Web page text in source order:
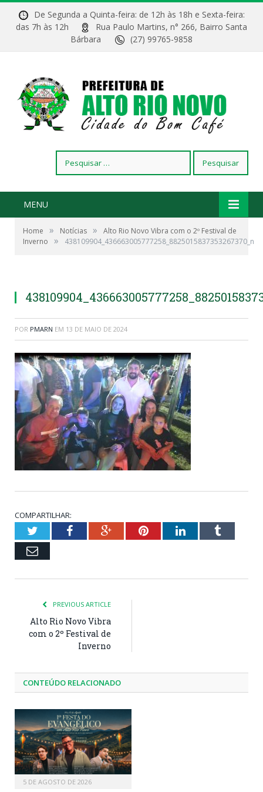
De Segunda a Quinta-feira: de 12h às 18h e Sexta-feira:
das 7h às 12h
Rua Paulo Martins, n° 266, Bairro Santa
Bárbara
(27) 99765-9858
por:
MENU
Home » Notícias »
Alto Rio Novo Vibra com o 2º Festival de
Inverno
» 438109904_436663005777258_8825015837353267370_n
POR PMARN EM 13 DE MAIO DE 2024
COMPARTILHAR:
TwitterFacebookGoogle+PinterestLinkedInTumblr
Email
PREVIOUS ARTICLE
Alto Rio Novo Vibra
com o 2º Festival de
Inverno
CONTEÚDO RELACIONADO
5 DE AGOSTO DE 2026